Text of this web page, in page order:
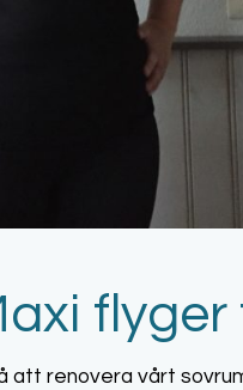
flyger
att renovera vårt